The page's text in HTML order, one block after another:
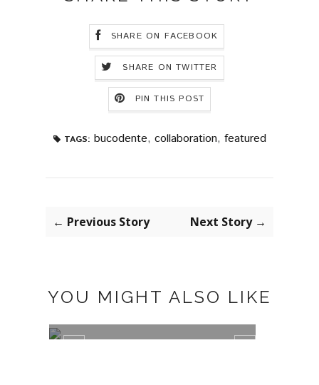
SHARE ON FACEBOOK
SHARE ON TWITTER
PIN THIS POST
TAGS: bucodente, collaboration, featured
← Previous Story Next Story →
YOU MIGHT ALSO LIKE